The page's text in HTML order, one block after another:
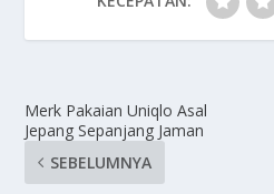
Merk Pakaian Uniqlo Asal
Jepang Sepanjang Jaman
SEBELUMNYA